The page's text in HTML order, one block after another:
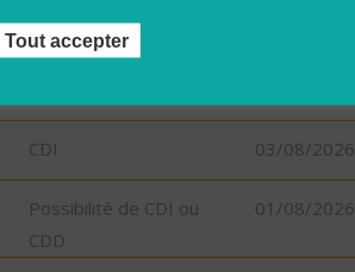
CDI
CDI 03/08/2026
Possibilité de CDI ou
CDD
01/08/2026
Tout accepter